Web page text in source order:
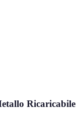
Ricaricabile